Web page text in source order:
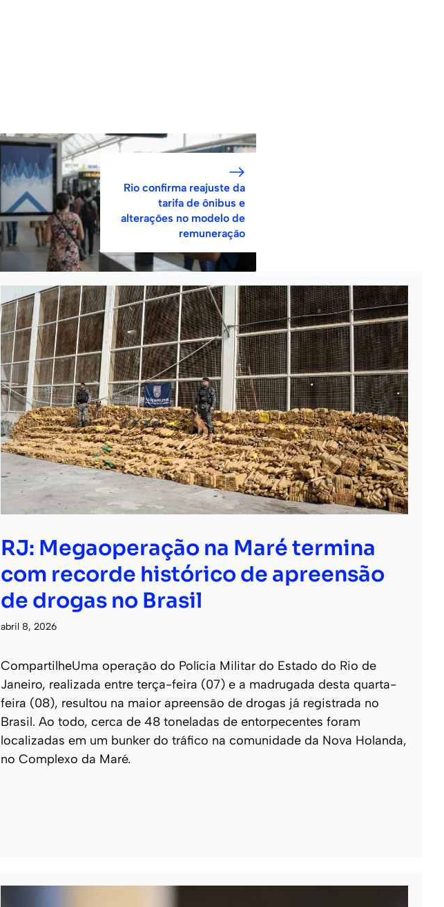
Rio confirma reajuste da
tarifa de ônibus e
alterações no modelo de
remuneração
RJ: Megaoperação na Maré termina
com recorde histórico de apreensão
de drogas no Brasil
abril 8, 2026
CompartilheUma operação do Polícia Militar do Estado do Rio de
Janeiro, realizada entre terça-feira (07) e a madrugada desta quarta-
feira (08), resultou na maior apreensão de drogas já registrada no
Brasil. Ao todo, cerca de 48 toneladas de entorpecentes foram
localizadas em um bunker do tráfico na comunidade da Nova Holanda,
no Complexo da Maré.